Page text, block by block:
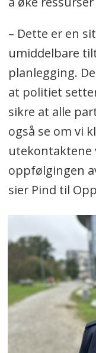
– Dette er en
umiddelbare
planlegging.
at politiet
sikre at alle
også se om vi
utekontaktene
oppfølgingen
sier Pind til